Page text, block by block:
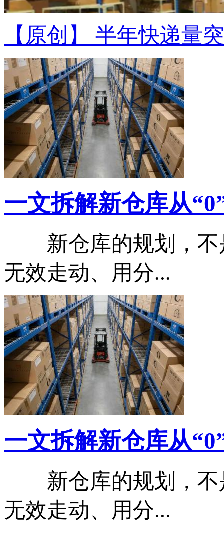
【原创】 半年快递量
一文拆解新仓库从
新仓库的规划，不
无效走动、用分...
一文拆解新仓库从
新仓库的规划，不
无效走动、用分...